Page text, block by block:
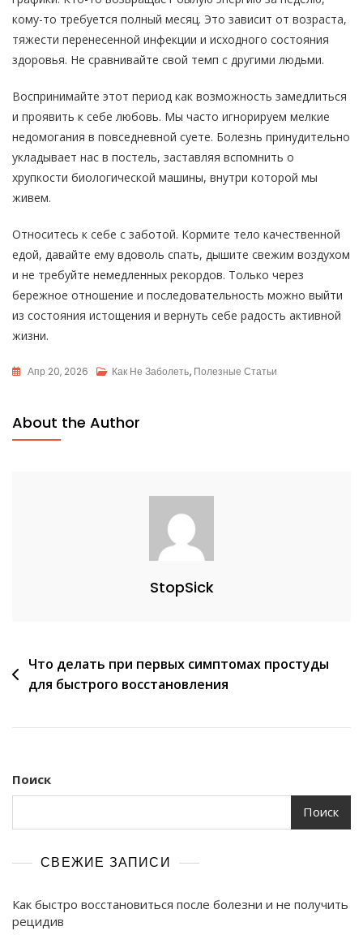
кому-то требуется полный месяц. Это зависит от возраста,
тяжести перенесенной инфекции и исходного состояния
здоровья. Не сравнивайте свой темп с другими людьми.
Воспринимайте этот период как возможность замедлиться
и проявить к себе любовь. Мы часто игнорируем мелкие
недомогания в повседневной суете. Болезнь принудительно
укладывает нас в постель, заставляя вспомнить о
хрупкости биологической машины, внутри которой мы
живем.
Относитесь к себе с заботой. Кормите тело качественной
едой, давайте ему вдоволь спать, дышите свежим воздухом
и не требуйте немедленных рекордов. Только через
бережное отношение и последовательность можно выйти
из состояния истощения и вернуть себе радость активной
жизни.
Апр 20, 2026 Как Не Заболеть, Полезные Статьи
About the Author
StopSick
Навигация
по
Что делать при первых симптомах простуды
для быстрого восстановления
Поиск
Поиск
СВЕЖИЕ ЗАПИСИ
Как быстро восстановиться после болезни и не получить
рецидив